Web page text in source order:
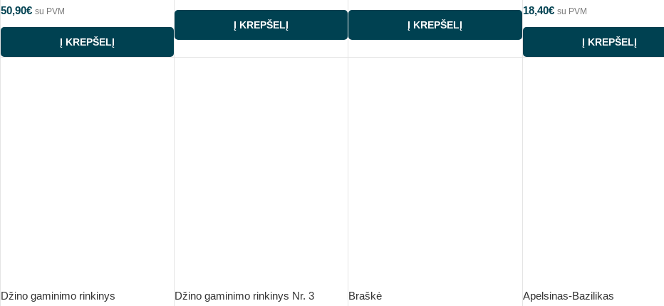
50,90€ su PVM
Į KREPŠELĮ
Į KREPŠELĮ Į KREPŠELĮ
18,40€ su PVM
Į KREPŠELĮ
Džino gaminimo rinkinys Džino gaminimo rinkinys Nr. 3 Braškė Apelsinas-Bazilikas